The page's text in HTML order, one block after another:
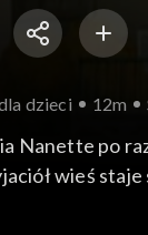
dzieci 12m
Nanette po
wieś
z lekka